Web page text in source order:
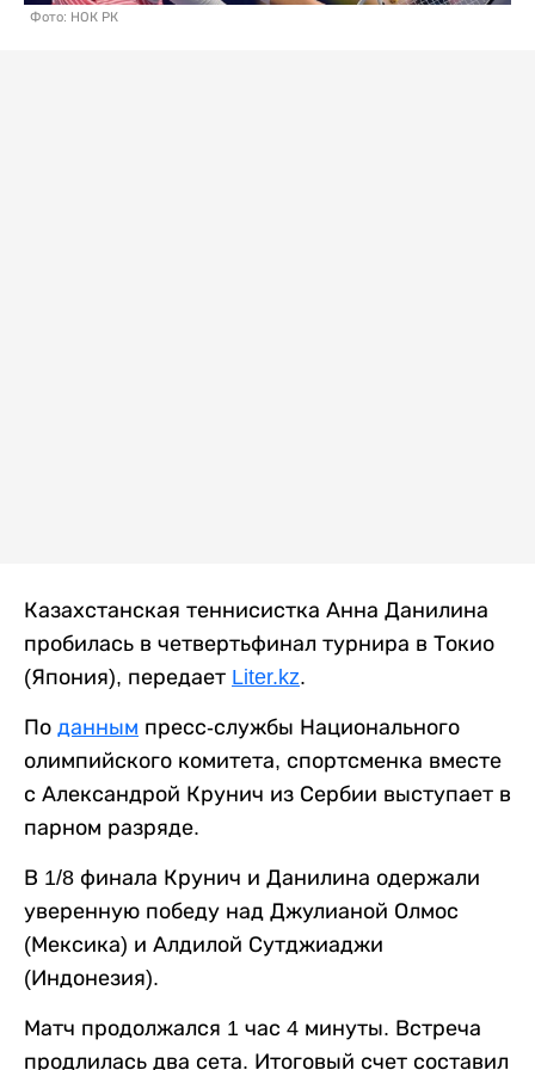
Фото: НОК РК
Казахстанская теннисистка Анна Данилина
пробилась в четвертьфинал турнира в Токио
(Япония), передает Liter.kz.
По данным пресс-службы Национального
олимпийского комитета, спортсменка вместе
с Александрой Крунич из Сербии выступает в
парном разряде.
В 1/8 финала Крунич и Данилина одержали
уверенную победу над Джулианой Олмос
(Мексика) и Алдилой Сутджиаджи
(Индонезия).
Матч продолжался 1 час 4 минуты. Встреча
продлилась два сета. Итоговый счет составил